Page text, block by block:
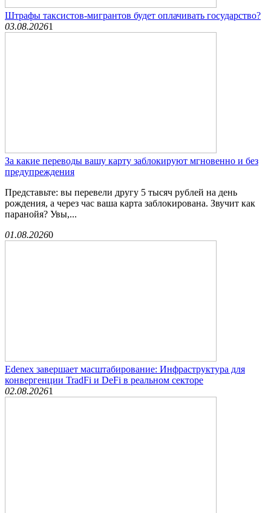
Штрафы таксистов-мигрантов будет оплачивать государство?
03.08.20261
За какие переводы вашу карту заблокируют мгновенно и без
предупреждения
Представьте: вы перевели другу 5 тысяч рублей на день
рождения, а через час ваша карта заблокирована. Звучит как
паранойя? Увы,...
01.08.20260
Edenex завершает масштабирование: Инфраструктура для
конвергенции TradFi и DeFi в реальном секторе
02.08.20261